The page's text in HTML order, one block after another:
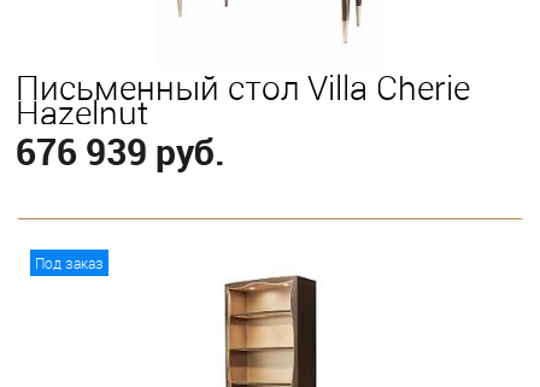
Письменный стол Villa Cherie
Hazelnut
676 939 руб.
Под заказ